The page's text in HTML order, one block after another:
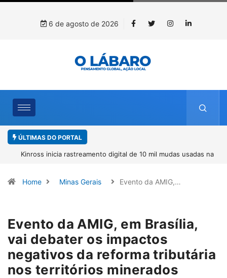
6 de agosto de 2026
ÚLTIMAS DO PORTAL
Kinross inicia rastreamento digital de 10 mil mudas usadas na
Home Minas Gerais Evento da AMIG,…
Evento da AMIG, em Brasília,
vai debater os impactos
negativos da reforma tributária
nos territórios minerados